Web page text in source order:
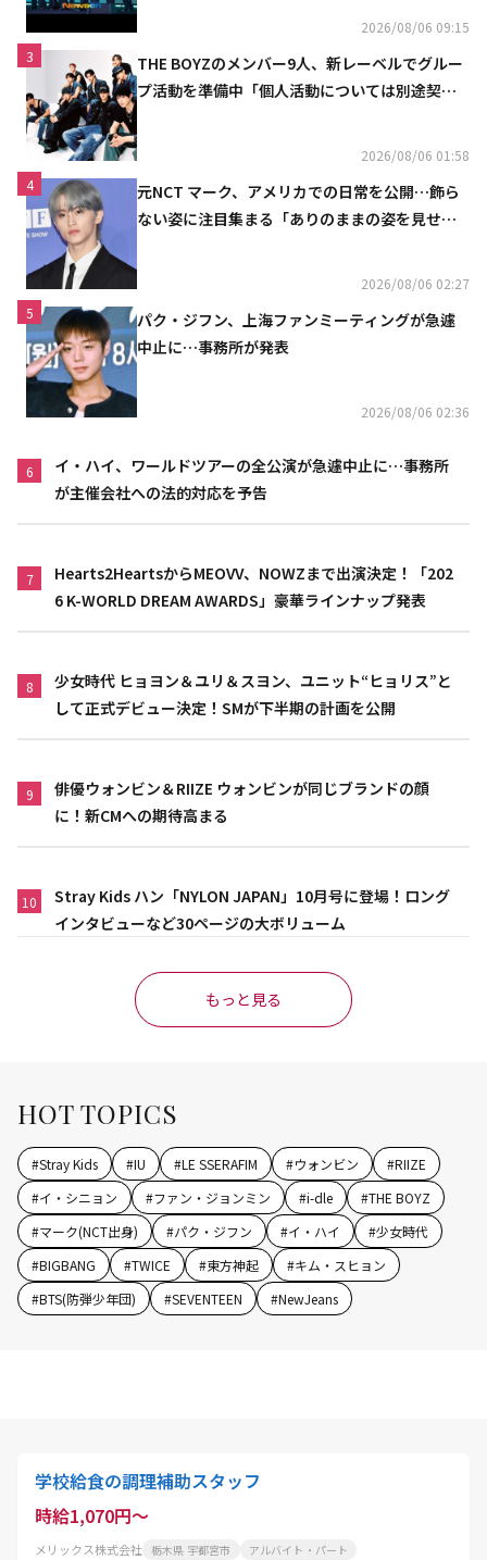
2026/08/06 09:15
3
THE BOYZのメンバー9人、新レーベルでグルー
プ活動を準備中「個人活動については別途契約
2026/08/06 01:58
4
元NCT マーク、アメリカでの日常を公開…飾ら
ない姿に注目集まる「ありのままの姿を見せた
2026/08/06 02:27
5
パク・ジフン、上海ファンミーティングが急遽
中止に…事務所が発表
2026/08/06 02:36
6
イ・ハイ、ワールドツアーの全公演が急遽中止に…事務所
が主催会社への法的対応を予告
7
Hearts2HeartsからMEOVV、NOWZまで出演決定！「202
6 K-WORLD DREAM AWARDS」豪華ラインナップ発表
8
少女時代 ヒョヨン＆ユリ＆スヨン、ユニット“ヒョリス”と
して正式デビュー決定！SMが下半期の計画を公開
9
俳優ウォンビン＆RIIZE ウォンビンが同じブランドの顔
に！新CMへの期待高まる
10
Stray Kids ハン「NYLON JAPAN」10月号に登場！ロング
インタビューなど30ページの大ボリューム
もっと見る
HOT TOPICS
#Stray Kids #IU #LE SSERAFIM #ウォンビン #RIIZE
#イ・シニョン #ファン・ジョンミン #i-dle #THE BOYZ
#マーク(NCT出身) #パク・ジフン #イ・ハイ #少女時代
#BIGBANG #TWICE #東方神起 #キム・スヒョン
#BTS(防弾少年団) #SEVENTEEN #NewJeans
学校給食の調理補助スタッフ
時給1,070円～
メリックス株式会社 栃木県 宇都宮市 アルバイト・パート